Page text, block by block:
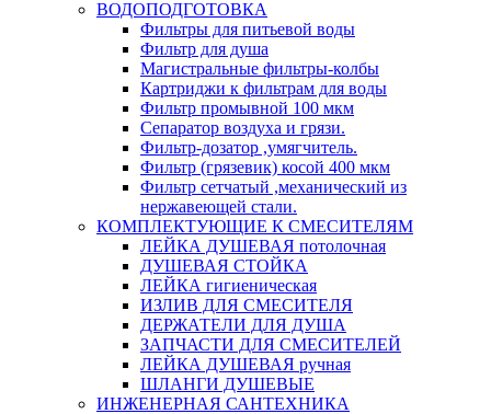
ВОДОПОДГОТОВКА
Фильтры для питьевой воды
Фильтр для душа
Магистральные фильтры-колбы
Картриджи к фильтрам для воды
Фильтр промывной 100 мкм
Сепаратор воздуха и грязи.
Фильтр-дозатор ,умягчитель.
Фильтр (грязевик) косой 400 мкм
Фильтр сетчатый ,механический из
нержавеющей стали.
КОМПЛЕКТУЮЩИЕ К СМЕСИТЕЛЯМ
ЛЕЙКА ДУШЕВАЯ потолочная
ДУШЕВАЯ СТОЙКА
ЛЕЙКА гигиеническая
ИЗЛИВ ДЛЯ СМЕСИТЕЛЯ
ДЕРЖАТЕЛИ ДЛЯ ДУША
ЗАПЧАСТИ ДЛЯ СМЕСИТЕЛЕЙ
ЛЕЙКА ДУШЕВАЯ ручная
ШЛАНГИ ДУШЕВЫЕ
ИНЖЕНЕРНАЯ САНТЕХНИКА